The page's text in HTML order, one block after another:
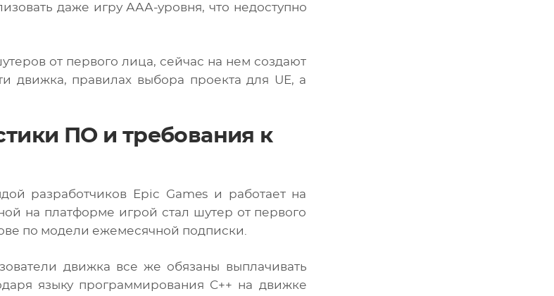
даже игру ААА-уровня, что недоступно
от первого лица, сейчас на нем создают
движка, правилах выбора проекта для UE, а
ПО и требования к
разработчиков Epic Games и работает на
на платформе игрой стал шутер от первого
по модели ежемесячной подписки.
движка все же обязаны выплачивать
языку программирования C++ на движке